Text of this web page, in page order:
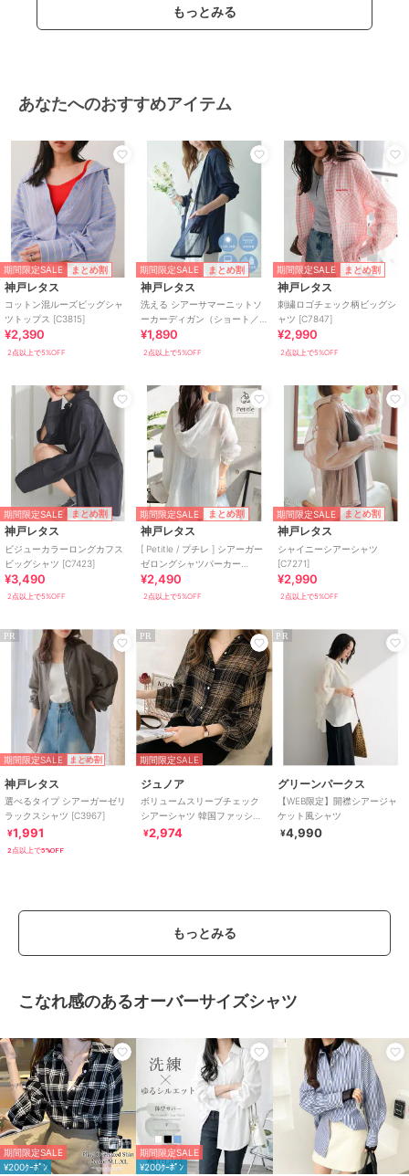
もっとみる
あなたへのおすすめアイテム
期間限定SALE まとめ割
神戸レタス
コットン混ルーズビッグシャ
ツトップス [C3815]
¥2,390
2点以上で5%OFF
期間限定SALE まとめ割
神戸レタス
洗える シアーサマーニットソ
ーカーディガン（ショート／
ミディアム／ロング）
[C3703]
¥1,890
2点以上で5%OFF
期間限定SALE まとめ割
神戸レタス
刺繍ロゴチェック柄ビッグシ
ャツ [C7847]
¥2,990
2点以上で5%OFF
期間限定SALE まとめ割
神戸レタス
ビジューカラーロングカフス
ビッグシャツ [C7423]
¥3,490
2点以上で5%OFF
期間限定SALE まとめ割
神戸レタス
[ Petitle / プチレ ] シアーガー
ゼロングシャツパーカー
[C7607]
¥2,490
2点以上で5%OFF
期間限定SALE まとめ割
神戸レタス
シャイニーシアーシャツ
[C7271]
¥2,990
2点以上で5%OFF
PR
期間限定SALE まとめ割
神戸レタス
選べるタイプ シアーガーゼリ
ラックスシャツ [C3967]
¥1,991
2点以上で5%OFF
PR
期間限定SALE
ジュノア
ボリュームスリーブチェック
シアーシャツ 韓国ファッショ
ン
¥2,974
PR
グリーンパークス
【WEB限定】開襟シアージャ
ケット風シャツ
¥4,990
もっとみる
こなれ感のあるオーバーサイズシャツ
期間限定SALE
¥200ｸｰﾎﾟﾝ
期間限定SALE
¥200ｸｰﾎﾟﾝ